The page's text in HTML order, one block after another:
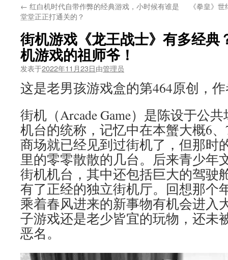
← 红白机时代自带作弊的经典游戏，小时候有谁是
堂堂正正打通关的？
《拳皇》
街机游戏《龙王战士》有多经典
机游戏的祖师爷！
发表于2022年11月23日由管理员
这是老男孩游戏盒的第464原创，
街机（Arcade Game）是陈设于公
机台的统称，记忆中在本蟹大概6
商场就已经见到过街机了，但那时
里的零零散散的几台。后来青少年
街机机台，其中还包括巨大的驾驶
有了正经的独立街机厅。回想那个
乘着春风进来的新事物有机会进入
子游戏还是老少皆宜的玩物，还未
恶名。